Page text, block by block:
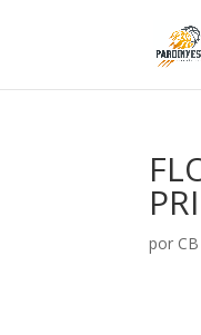
por